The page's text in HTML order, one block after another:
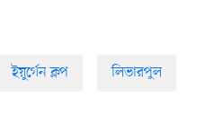
ইয়ুর্গেন ক্লপ লিভারপুল